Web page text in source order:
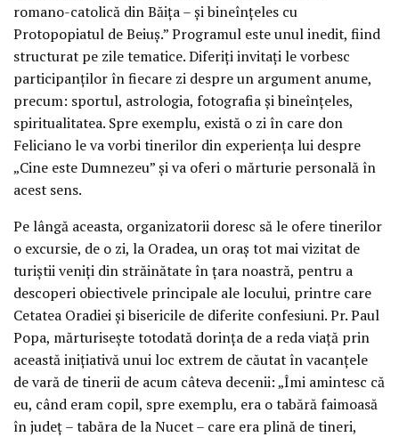
romano-catolică din Băița – și bineînțeles cu
Protopopiatul de Beiuș.” Programul este unul inedit, fiind
structurat pe zile tematice. Diferiți invitați le vorbesc
participanților în fiecare zi despre un argument anume,
precum: sportul, astrologia, fotografia și bineînțeles,
spiritualitatea. Spre exemplu, există o zi în care don
Feliciano le va vorbi tinerilor din experiența lui despre
„Cine este Dumnezeu” și va oferi o mărturie personală în
acest sens.
Pe lângă aceasta, organizatorii doresc să le ofere tinerilor
o excursie, de o zi, la Oradea, un oraș tot mai vizitat de
turiștii veniți din străinătate în țara noastră, pentru a
descoperi obiectivele principale ale locului, printre care
Cetatea Oradiei și bisericile de diferite confesiuni. Pr. Paul
Popa, mărturisește totodată dorința de a reda viață prin
această inițiativă unui loc extrem de căutat în vacanțele
de vară de tinerii de acum câteva decenii: „Îmi amintesc că
eu, când eram copil, spre exemplu, era o tabără faimoasă
în județ – tabăra de la Nucet – care era plină de tineri,